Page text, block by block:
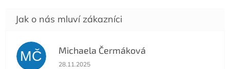
MČ Michaela Čermáková
Hodnocení obchodu je 5 z 5 hvězdiček.
28.11.2025